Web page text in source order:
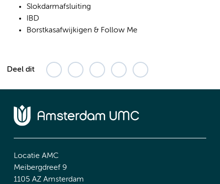
Slokdarmafsluiting
IBD
Borstkasafwijkigen & Follow Me
Deel dit
Locatie AMC
Meibergdreef 9
1105 AZ Amsterdam